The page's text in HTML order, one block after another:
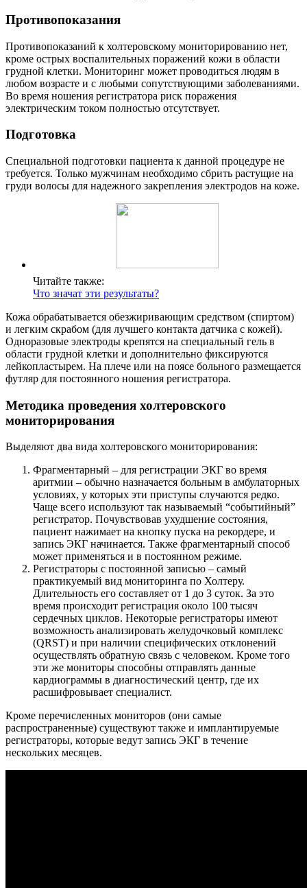
Противопоказания
Противопоказаний к холтеровскому мониторированию нет,
кроме острых воспалительных поражений кожи в области
грудной клетки. Мониторинг может проводиться людям в
любом возрасте и с любыми сопутствующими заболеваниями.
Во время ношения регистратора риск поражения
электрическим током полностью отсутствует.
Подготовка
Специальной подготовки пациента к данной процедуре не
требуется. Только мужчинам необходимо сбрить растущие на
груди волосы для надежного закрепления электродов на коже.
Читайте также:
Что значат эти результаты?
Кожа обрабатывается обезжиривающим средством (спиртом)
и легким скрабом (для лучшего контакта датчика с кожей).
Одноразовые электроды крепятся на специальный гель в
области грудной клетки и дополнительно фиксируются
лейкопластырем. На плече или на поясе больного размещается
футляр для постоянного ношения регистратора.
Методика проведения холтеровского
мониторирования
Выделяют два вида холтеровского мониторирования:
Фрагментарный – для регистрации ЭКГ во время
аритмии – обычно назначается больным в амбулаторных
условиях, у которых эти приступы случаются редко.
Чаще всего используют так называемый “событийный”
регистратор. Почувствовав ухудшение состояния,
пациент нажимает на кнопку пуска на рекордере, и
запись ЭКГ начинается. Также фрагментарный способ
может применяться и в постоянном режиме.
Регистраторы с постоянной записью – самый
практикуемый вид мониторинга по Холтеру.
Длительность его составляет от 1 до 3 суток. За это
время происходит регистрация около 100 тысяч
сердечных циклов. Некоторые регистраторы имеют
возможность анализировать желудочковый комплекс
(QRST) и при наличии специфических отклонений
осуществлять обратную связь с человеком. Кроме того
эти же мониторы способны отправлять данные
кардиограммы в диагностический центр, где их
расшифровывает специалист.
Кроме перечисленных мониторов (они самые
распространенные) существуют также и имплантируемые
регистраторы, которые ведут запись ЭКГ в течение
нескольких месяцев.